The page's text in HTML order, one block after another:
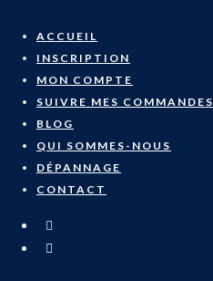
content
ACCUEIL
INSCRIPTION
MON COMPTE
SUIVRE MES COMMANDES
BLOG
QUI SOMMES-NOUS
DÉPANNAGE
CONTACT